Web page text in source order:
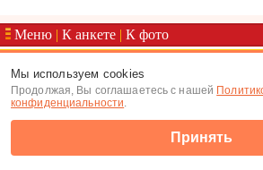
Меню | К анкете | К фото
Мы используем cookies
Продолжая, Вы соглашаетесь с нашей
конфиденциальности.
Принять